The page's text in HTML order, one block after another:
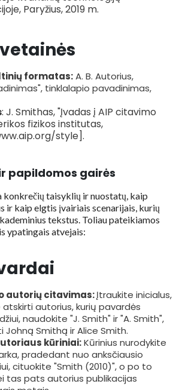
Paryžius, 2019 m.
formatas:A. B. Autorius,
tinklalapio pavadinimas,
: J. Smithas, "Įvadas į AIP citavimo
fizikos institutas,
style].
papildomos gairės
taisyklių ir nuostatų, kaip
ir kaip elgtis įvairiais scenarijais, kurių
tekstus. Toliau pateikiamos
ypatingais atvejais:
autorių citavimas:Įtraukite inicialus,
autorius, kurių pavardės
naudokite "J. Smith" ir "A. Smith",
Johną Smithą ir Alice Smith.
kūriniai:Kūrinius nurodykite
pradedant nuo anksčiausio
cituokite "Smith (2010)", o po to
tas pats autorius publikacijas